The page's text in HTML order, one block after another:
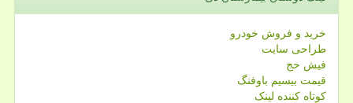
خرید و فروش خودرو
طراحی سایت
فیش حج
قیمت بیسیم باوفنگ
کوتاه کننده لینک